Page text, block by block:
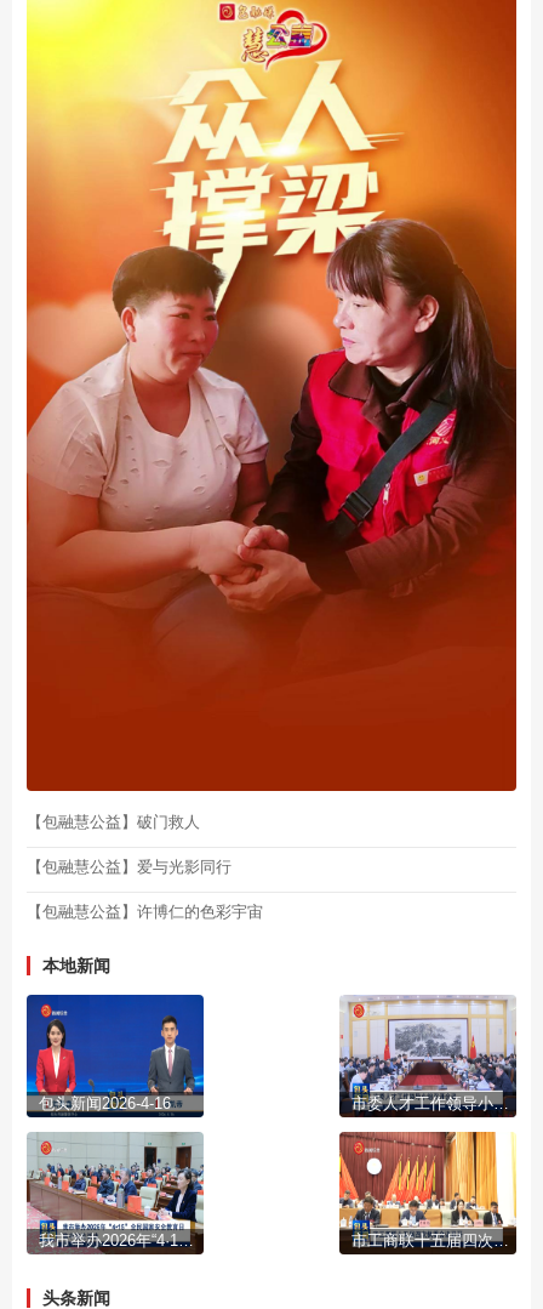
【包融慧公益】破门救人
【包融慧公益】爱与光影同行
【包融慧公益】许博仁的色彩宇宙
本地新闻
包头新闻2026-4-16 市委人才工作领导小组召开会议
我市举办2026年“4·15”全民国家安全教育日集中宣传活动 市工商联十五届四次执委会议召开
头条新闻